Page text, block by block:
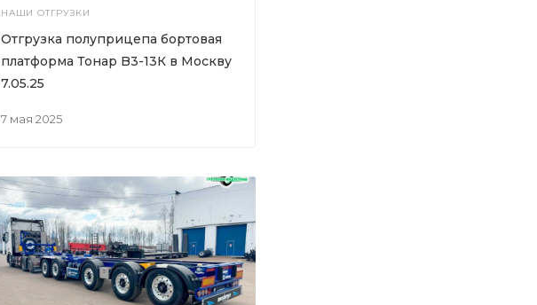
НАШИ ОТГРУЗКИ
7 мая 2025
Отгрузка полуприцепа бортовая
платформа Тонар B3-13К в Москву
7.05.25